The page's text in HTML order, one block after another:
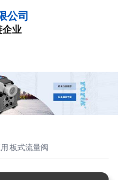
公司
业
板式流量阀